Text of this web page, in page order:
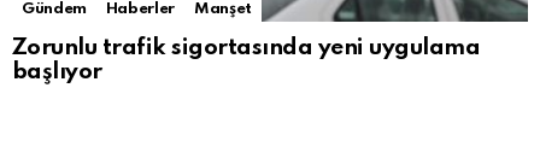
Gündem Haberler Manşet
Zorunlu trafik sigortasında yeni uygulama
başlıyor